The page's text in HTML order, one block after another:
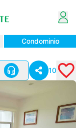
Condominio
10